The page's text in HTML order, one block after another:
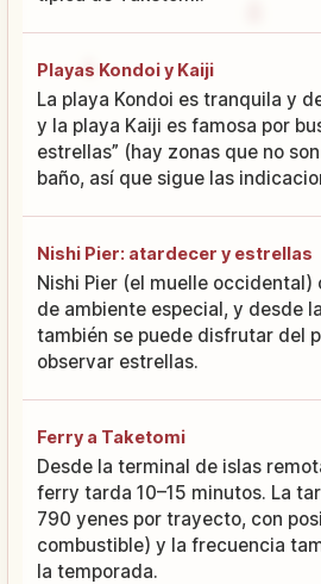
Playas Kondoi y Kaiji
La playa Kondoi es tranquila y
y la playa Kaiji es famosa por
estrellas” (hay zonas que no
baño, así que sigue las
Nishi Pier: atardecer y estrellas
Nishi Pier (el muelle
de ambiente especial, y desde
también se puede disfrutar del
observar estrellas.
Ferry a Taketomi
Desde la terminal de islas
ferry tarda 10–15 minutos. La
790 yenes por trayecto, con
combustible) y la frecuencia
la temporada.